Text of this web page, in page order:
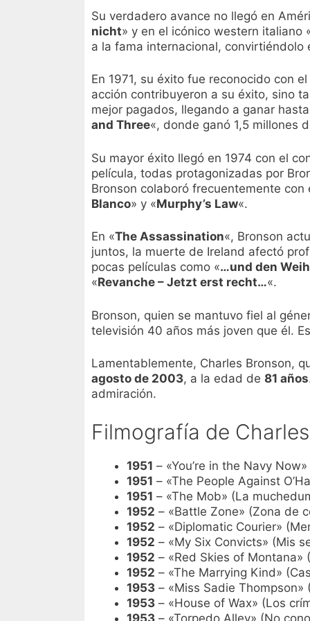
Su verdadero avance no llegó en
nicht» y en el icónico western italiano
a la fama internacional, convirtiéndolo
En 1971, su éxito fue reconocido con el
acción contribuyeron a su éxito, sino
mejor pagados, llegando a ganar
and Three«, donde ganó 1,5 millones
Su mayor éxito llegó en 1974 con el
película, todas protagonizadas por
Bronson colaboró frecuentemente
Blanco» y «Murphy’s Law«.
En «The Assassination«, Bronson
juntos, la muerte de Ireland afectó
pocas películas como «…und den
«Revanche – Jetzt erst recht…«.
Bronson, quien se mantuvo fiel al
televisión 40 años más joven que él.
Lamentablemente, Charles Bronson,
agosto de 2003, a la edad de 81 años
admiración.
Filmografía de
1951 – «You’re in the Navy
1951 – «The People Against
1951 – «The Mob» (La
1952 – «Battle Zone» (Zona de
1952 – «Diplomatic Courier»
1952 – «My Six Convicts» (Mis
1952 – «Red Skies of
1952 – «The Marrying Kind»
1953 – «Miss Sadie
1953 – «House of Wax» (Los
1953 – «Torpedo Alley» (No